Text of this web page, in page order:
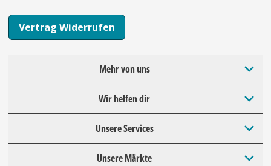
Vertrag Widerrufen
Mehr von uns
Wir helfen dir
Unsere Services
Unsere Märkte